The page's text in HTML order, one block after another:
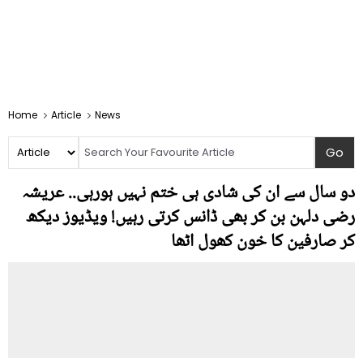
Home Article News
دو سال سے ان کی شادی ہی ختم نہیں ہورہی.. عریشہ
رضی دلہن بن کر بھی ڈانس کرتی رہیں! ویڈیوز دیکھ
کر صارفین کا خون کھول اٹھا